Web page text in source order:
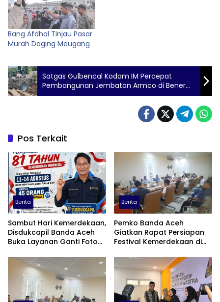
Bang Afdhal Tinjau Pasar
Murah Daging Meugang
Satgas Gulbencal Kodam IM Percepat
Pembangunan Jembatan Armco di Bener
Meriah
Pos Terkait
Berita
Sambut Hari Kemerdekaan,
Disdukcapil Banda Aceh
Buka Layanan Ganti Foto
Berita
Pemko Banda Aceh
Giatkan Rapat Persiapan
Festival Kemerdekaan di